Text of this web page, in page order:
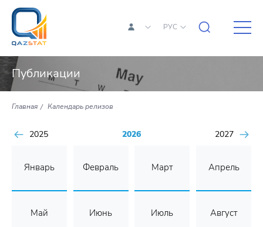
РУС
Публикации
Главная Календарь релизов
2025 2026 2027
Январь Февраль Март Апрель
Май Июнь Июль Август